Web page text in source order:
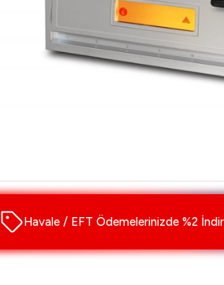
Havale / EFT Ödemelerinizde %2